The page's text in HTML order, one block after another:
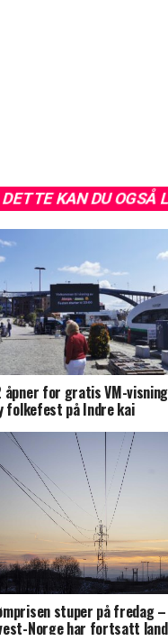
DETTE KAN DU OGSÅ
åpner for gratis VM-
folkefest på Indre kai
stuper på fredag –
Norge har fortsatt